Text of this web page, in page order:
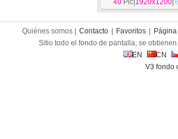
escritorio de tema[
40 Pic| 1920x1200
Quiénes somos | Contacto Favoritos
Sitio todo el fondo de pantalla, se
EN
CN
V3 fondo